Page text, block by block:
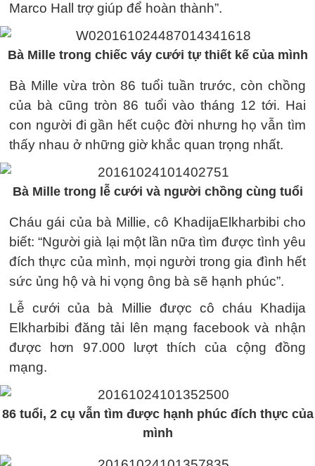
Marco Hall trợ giúp để hoàn thành”.
Bà Mille trong chiếc váy cưới tự thiết kế của mình
Bà Mille vừa tròn 86 tuổi tuần trước, còn chồng
của bà cũng tròn 86 tuổi vào tháng 12 tới. Hai
con người đi gần hết cuộc đời nhưng họ vẫn tìm
thấy nhau ở những giờ khắc quan trọng nhất.
Bà Mille trong lễ cưới và người chồng cùng tuổi
Cháu gái của bà Millie, cô KhadijaElkharbibi cho
biết: “Người già lại một lần nữa tìm được tình yêu
đích thực của mình, mọi người trong gia đình hết
sức ủng hộ và hi vọng ông bà sẽ hạnh phúc”.
Lễ cưới của bà Millie được cô cháu Khadija
Elkharbibi đăng tải lên mạng facebook và nhận
được hơn 97.000 lượt thích của cộng đồng
mạng.
86 tuổi, 2 cụ vẫn tìm được hạnh phúc đích thực của
mình